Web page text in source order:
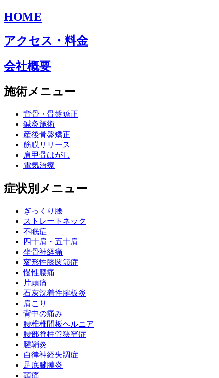
HOME
アクセス・料金
会社概要
施術メニュー
背骨・骨盤矯正
鍼灸施術
産後骨盤矯正
筋膜リリース
肩甲骨はがし
電気治療
症状別メニュー
ぎっくり腰
ストレートネック
不眠症
四十肩・五十肩
坐骨神経痛
変形性膝関節症
慢性腰痛
片頭痛
石灰沈着性腱板炎
肩こり
背中の痛み
腰椎椎間板ヘルニア
腰部脊柱管狭窄症
腱鞘炎
自律神経失調症
足底腱膜炎
頭痛